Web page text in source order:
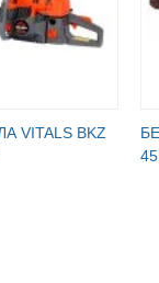
VITALS BKZ